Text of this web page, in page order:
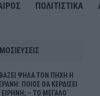
ΠΟΛΙΤΙΣΤΙΚΑ
ΨΗΛΑ ΤΟΝ ΠΗΧΗ Η
ΠΟΙΟΣ ΘΑ ΚΕΡΔΙΣΕΙ
– ΤΟ ΜΕΓΑΛΟ